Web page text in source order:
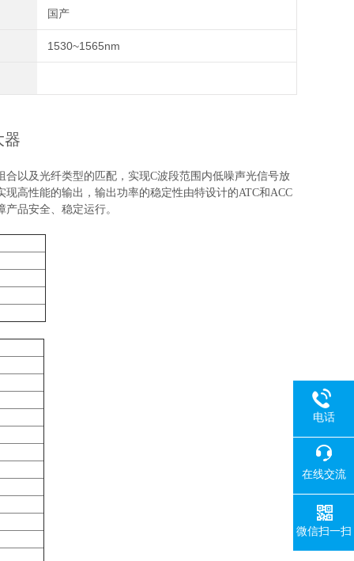
国产
1530~1565nm
器
合以及光纤类型的匹配，实现C波段范围内低噪声光信号放
现高性能的输出，输出功率的稳定性由特设计的ATC和ACC
品安全、稳定运行。
电话
在线交流
微信扫一扫